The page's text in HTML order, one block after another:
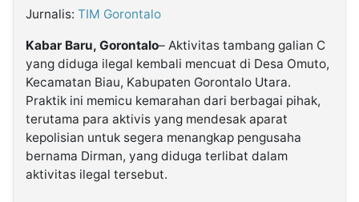
Kabarbaru.co
2026
Jurnalis: TIM Gorontalo
Kabar Baru, Gorontalo– Aktivitas tambang galian C
yang diduga ilegal kembali mencuat di Desa Omuto,
Kecamatan Biau, Kabupaten Gorontalo Utara.
Praktik ini memicu kemarahan dari berbagai pihak,
terutama para aktivis yang mendesak aparat
kepolisian untuk segera menangkap pengusaha
bernama Dirman, yang diduga terlibat dalam
aktivitas ilegal tersebut.